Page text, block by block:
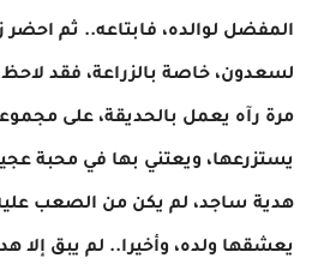
المفضل لوالده، فابتاعه.. ثم احضر
لسعدون، خاصة بالزراعة، فقد لاحظ
مرة رآه يعمل بالحديقة، على مجموعة
يستزرعها، ويعتني بها في محبة
هدية ساجد، لم يكن من الصعب عليه
يعشقها ولده، وأخيرا.. لم يبق إلا